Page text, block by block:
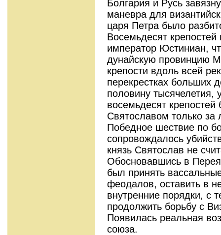
Болгария и Русь
маневра для
царя Петра было
Восемьдесят крепостей
император Юстиниан,
дунайскую провинцию
крепости вдоль всей
перекрестках больших
половину тысячелетия,
восемьдесят
Святославом только за
Победное шествие по
сопровождалось
князь Святослав не
Обосновавшись в
был принять
феодалов, оставить в
внутренние порядки, с
продолжить борьбу с
Появилась реальная
союза.